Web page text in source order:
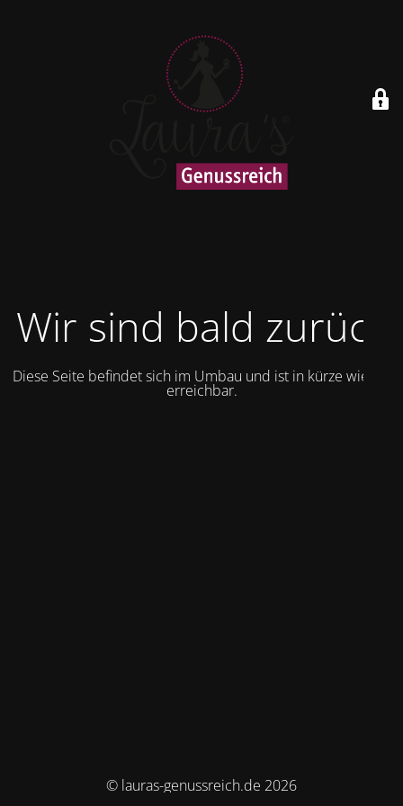
Wir sind bald zurück
Diese Seite befindet sich im Umbau und ist in kürze wieder
erreichbar.
© lauras-genussreich.de 2026